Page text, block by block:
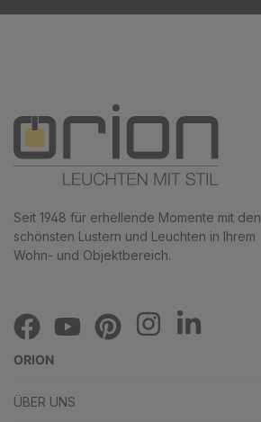
Seit 1948 für erhellende Momente mit den
schönsten Lustern und Leuchten in Ihrem
Wohn- und Objektbereich.
ORION
ÜBER UNS